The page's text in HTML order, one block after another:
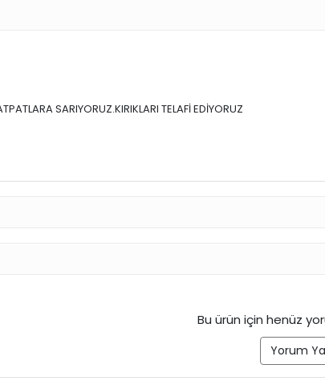
SARIYORUZ.KIRIKLARI TELAFİ EDİYORUZ
Bu ürün için henüz
Yorum